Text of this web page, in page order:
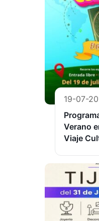
19-07-
Verano
Viaje